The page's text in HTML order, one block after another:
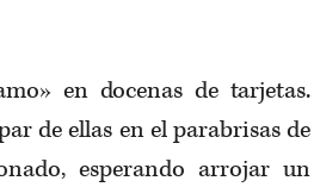
en docenas de tarjetas.
de ellas en el parabrisas de
esperando arrojar un